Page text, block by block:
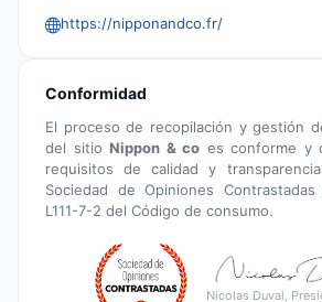
https://nipponandco.fr/
Conformidad
El proceso de recopilación y gestión
del sitio Nippon & co es conforme y
requisitos de calidad y
Sociedad de Opiniones
L111-7-2 del Código de consumo.
Nicolas Duval,